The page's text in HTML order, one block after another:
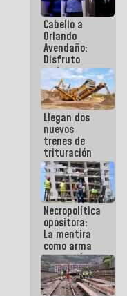
Cabello a
Orlando
Avendaño:
Disfruto
cada vez
que escribes
porque lo
que haces
es
embarrarla
Llegan dos
nuevos
trenes de
trituración
para
optimizar
manejo de
escombros
en La Guaira
Necropolítica
opositora:
La mentira
como arma
contra el
Pueblo